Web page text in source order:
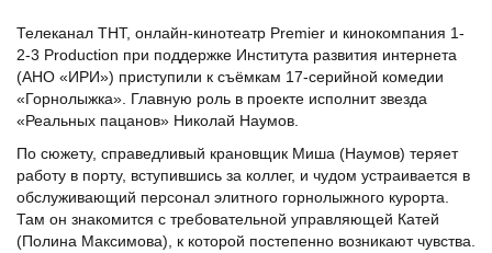
Телеканал ТНТ, онлайн-кинотеатр Premier и кинокомпания 1-
2-3 Production при поддержке Института развития интернета
(АНО «ИРИ») приступили к съёмкам 17-серийной комедии
«Горнолыжка». Главную роль в проекте исполнит звезда
«Реальных пацанов» Николай Наумов.
По сюжету, справедливый крановщик Миша (Наумов) теряет
работу в порту, вступившись за коллег, и чудом устраивается в
обслуживающий персонал элитного горнолыжного курорта.
Там он знакомится с требовательной управляющей Катей
(Полина Максимова), к которой постепенно возникают чувства.